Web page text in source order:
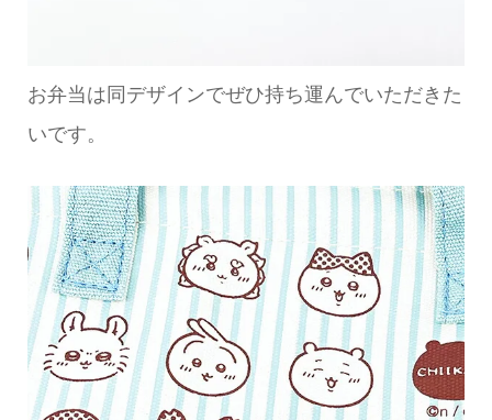
お弁当は同デザインでぜひ持ち運んでいただきた
いです。